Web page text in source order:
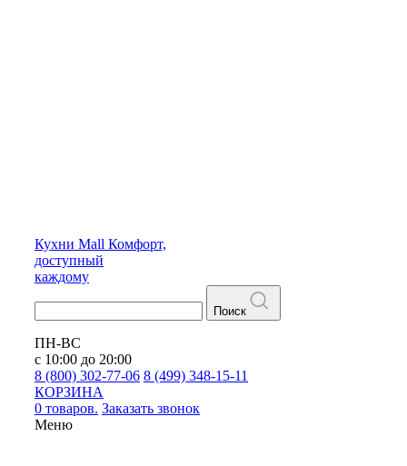
Кухни Mall Комфорт,
доступный
каждому
Поиск
ПН-ВС
с 10:00 до 20:00
8 (800) 302-77-06 8 (499) 348-15-11
КОРЗИНА
0 товаров. Заказать звонок
Меню